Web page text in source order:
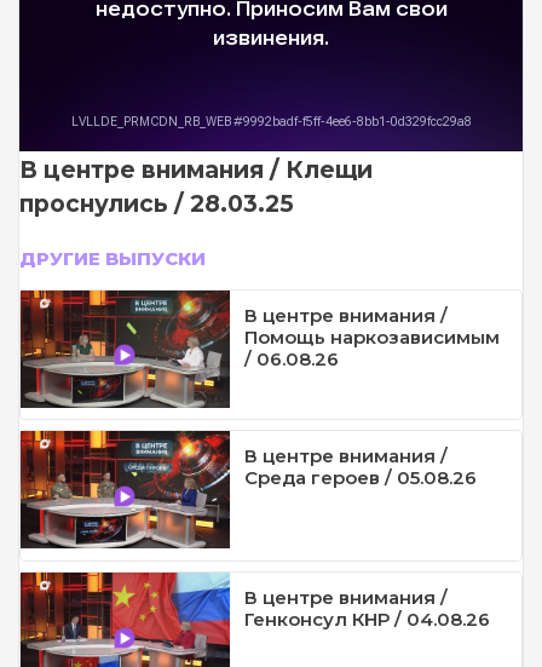
В центре внимания / Клещи
проснулись / 28.03.25
ДРУГИЕ ВЫПУСКИ
В центре внимания /
Помощь наркозависимым
/ 06.08.26
В центре внимания /
Среда героев / 05.08.26
В центре внимания /
Генконсул КНР / 04.08.26